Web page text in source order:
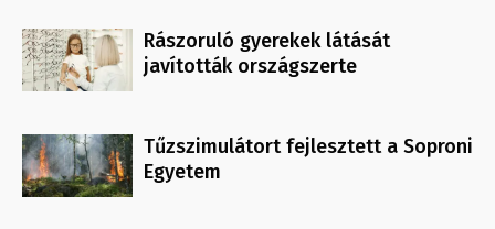
Rászoruló gyerekek látását
javították országszerte
Tűzszimulátort fejlesztett a Soproni
Egyetem